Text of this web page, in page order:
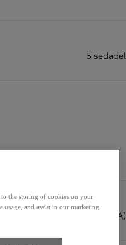
5 sedadel
63 dB(A)
the storing of cookies on your
usage, and assist in our marketing